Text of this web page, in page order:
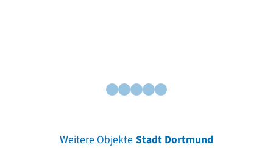
Weitere Objekte Stadt Dortmund